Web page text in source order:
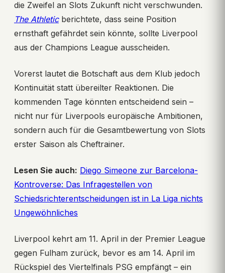
die Zweifel an Slots Zukunft nicht verschwunden.
The Athleticberichtete, dass seine Position
ernsthaft gefährdet sein könnte, sollte Liverpool
aus der Champions League ausscheiden.
Vorerst lautet die Botschaft aus dem Klub jedoch
Kontinuität statt übereilter Reaktionen. Die
kommenden Tage könnten entscheidend sein –
nicht nur für Liverpools europäische Ambitionen,
sondern auch für die Gesamtbewertung von Slots
erster Saison als Cheftrainer.
Lesen Sie auch: Diego Simeone zur Barcelona-
Kontroverse: Das Infragestellen von
Schiedsrichterentscheidungen ist in La Liga nichts
Ungewöhnliches
Liverpool kehrt am 11. April in der Premier League
gegen Fulham zurück, bevor es am 14. April im
Rückspiel des Viertelfinals PSG empfängt – ein